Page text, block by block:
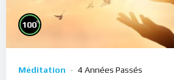
100%
Méditation 4 Années Passés